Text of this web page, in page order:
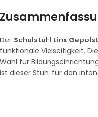
Der Schulstuhl Linx
funktionale Vielseitigkeit.
Wahl für
ist dieser Stuhl für den